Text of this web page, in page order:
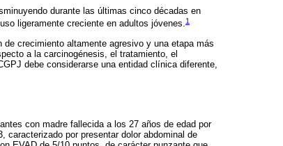
durante las últimas cinco décadas en
ligeramente creciente en adultos jóvenes.1
crecimiento altamente agresivo y una etapa más
a la carcinogénesis, el tratamiento, el
debe considerarse una entidad clínica diferente,
con madre fallecida a los 27 años de edad por
caracterizado por presentar dolor abdominal de